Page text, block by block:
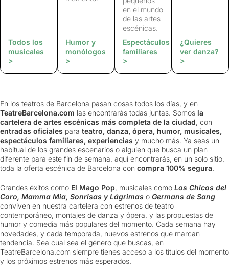
Todos los
musicales
>
Humor y
monólogos
>
en el mundo
de las artes
escénicas.
Espectáculos
familiares
>
¿Quieres
ver danza?
>
En los teatros de Barcelona pasan cosas todos los días, y en
TeatreBarcelona.com las encontrarás todas juntas. Somos la
cartelera de artes escénicas más completa de la ciudad, con
entradas oficiales para teatro, danza, ópera, humor, musicales,
espectáculos familiares, experiencias y mucho más. Ya seas un
habitual de los grandes escenarios o alguien que busca un plan
diferente para este fin de semana, aquí encontrarás, en un solo sitio,
toda la oferta escénica de Barcelona con compra 100% segura.
Grandes éxitos como El Mago Pop, musicales como Los Chicos del
Coro, Mamma Mia, Sonrisas y Lágrimas o Germans de Sang
conviven en nuestra cartelera con estrenos de teatro
contemporáneo, montajes de danza y ópera, y las propuestas de
humor y comedia más populares del momento. Cada semana hay
novedades, y cada temporada, nuevos estrenos que marcan
tendencia. Sea cual sea el género que buscas, en
TeatreBarcelona.com siempre tienes acceso a los títulos del momento
y los próximos estrenos más esperados.